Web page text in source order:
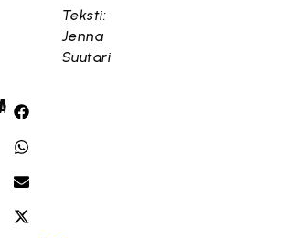
Teksti:
Jenna
Suutari